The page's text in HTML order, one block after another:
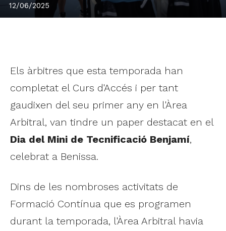
12/06/2025
Els àrbitres que esta temporada han
completat el Curs d'Accés i per tant
gaudixen del seu primer any en l'Àrea
Arbitral, van tindre un paper destacat en el
Dia del Mini de Tecnificació Benjamí,
celebrat a Benissa.
Dins de les nombroses activitats de
Formació Contínua que es programen
durant la temporada, l'Àrea Arbitral havia